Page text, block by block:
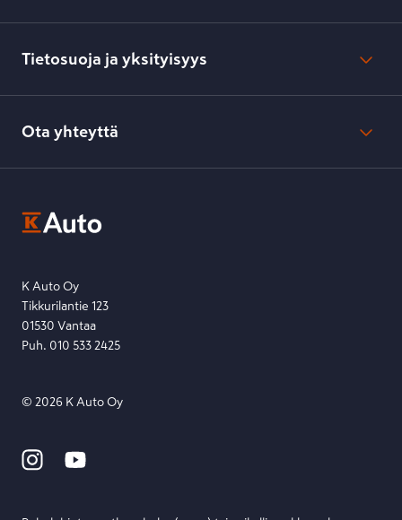
Toimitustavat ja -kulut
Verkkokaupan peruuttamisilmoitus
Saavutettavuus
Tietosuoja ja yksityisyys
Kesko-konsernin verkkoselailurekisteri
K-Ryhmän evästekäytännöt
Ota yhteyttä
Etsi toimipiste
K Auto Oy
Tikkurilantie 123
01530 Vantaa
Puh. 010 533 2425
© 2026 K Auto Oy